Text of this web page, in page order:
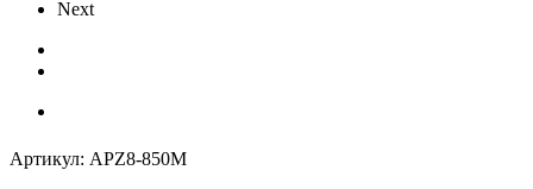
Next
Артикул: APZ8-850M